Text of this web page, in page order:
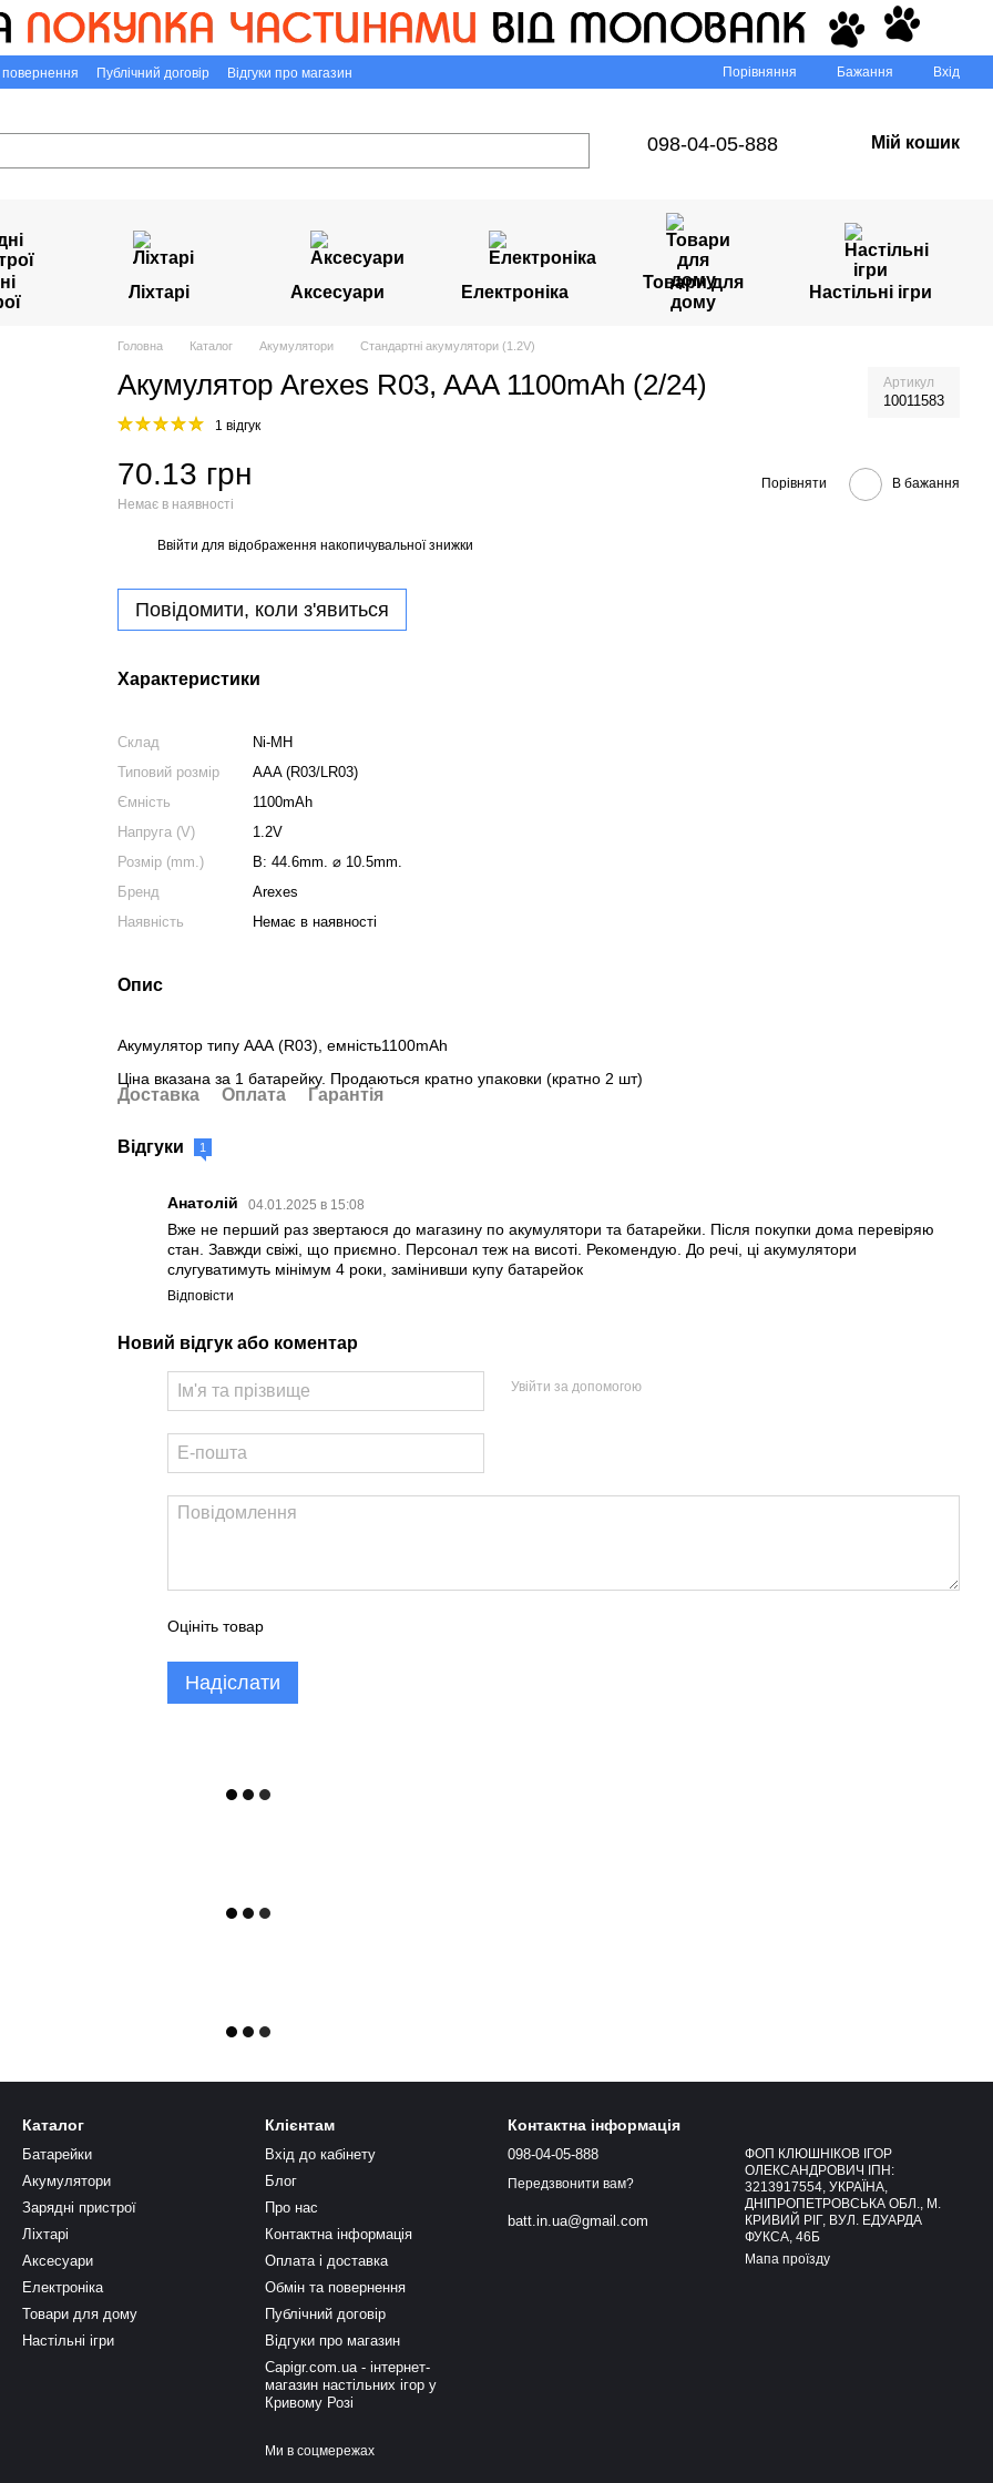
Публічний договір Відгуки про магазин Порівняння Бажання Вхід
098-04-05-888 Мій кошик
Ліхтарі Аксесуари Електроніка
Товари для
дому
Настільні ігри
Головна Каталог Акумулятори Стандартні акумулятори (1.2V)
Акумулятор Arexes R03, AAA 1100mAh (2/24) Артикул
10011583
1 відгук
70.13 грн
Немає в наявності
Порівняти В бажання
Ввійти для відображення накопичувальної знижки
Повідомити, коли з'явиться
Характеристики
Склад
Ni-MH
Типовий розмір
AAA (R03/LR03)
Ємність
1100mAh
Напруга (V)
1.2V
Розмір (mm.)
В: 44.6mm. ⌀ 10.5mm.
Бренд
Arexes
Наявність
Немає в наявності
Опис
Акумулятор типу AAA (R03), емність1100mAh
Ціна вказана за 1 батарейку. Продаються кратно упаковки (кратно 2 шт)
Доставка Оплата Гарантія
Відгуки 1
Анатолій 04.01.2025 в 15:08
Вже не перший раз звертаюся до магазину по акумулятори та батарейки. Після покупки дома перевіряю
стан. Завжди свіжі, що приємно. Персонал теж на висоті. Рекомендую. До речі, ці акумулятори
слугуватимуть мінімум 4 роки, замінивши купу батарейок
Відповісти
Новий відгук або коментар
Увійти за допомогою
Оцініть товар
Надіслати
Каталог
Батарейки
Акумулятори
Зарядні пристрої
Ліхтарі
Аксесуари
Електроніка
Товари для дому
Настільні ігри
Клієнтам
Вхід до кабінету
Блог
Про нас
Контактна інформація
Оплата і доставка
Обмін та повернення
Публічний договір
Відгуки про магазин
Capigr.com.ua - інтернет-
магазин настільних ігор у
Кривому Розі
Ми в соцмережах
Контактна інформація
098-04-05-888
Передзвонити вам?
batt.in.ua@gmail.com
ФОП КЛЮШНІКОВ ІГОР
ОЛЕКСАНДРОВИЧ ІПН:
3213917554, УКРАЇНА,
ДНІПРОПЕТРОВСЬКА ОБЛ., М.
КРИВИЙ РІГ, ВУЛ. ЕДУАРДА
ФУКСА, 46Б
Мапа проїзду